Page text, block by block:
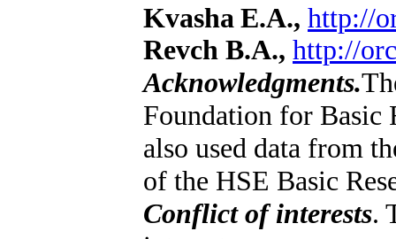
Kvasha E.A., http://
Revch B.A., http://
Acknowledgments.
Foundation for Basic
also used data from
of the HSE Basic
Conflict of interests.